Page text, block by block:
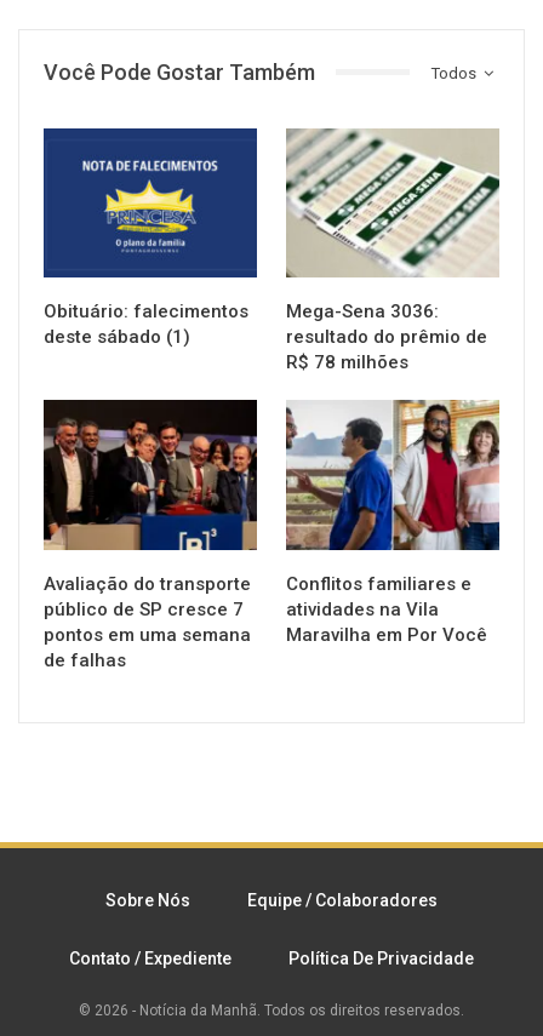
Todos
Você Pode Gostar Também
Obituário: falecimentos
deste sábado (1)
NOTÍCIAS
Mega-Sena 3036:
resultado do prêmio de
R$ 78 milhões
NOTÍCIAS
Avaliação do transporte
público de SP cresce 7
pontos em uma semana
de falhas
NOTÍCIAS
Conflitos familiares e
atividades na Vila
Maravilha em Por Você
Sobre Nós Equipe / Colaboradores
Contato / Expediente Política De Privacidade
© 2026 - Notícia da Manhã. Todos os direitos reservados.